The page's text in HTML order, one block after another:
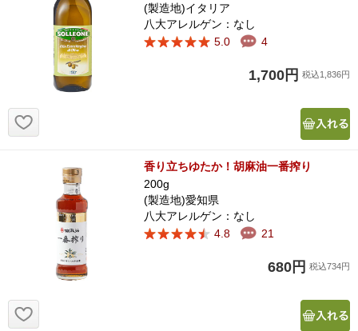
(製造地)イタリア
八大アレルゲン：なし
5.0
4
1,700円 税込1,836円
香り立ちゆたか！胡麻油一番搾り
200g
(製造地)愛知県
八大アレルゲン：なし
4.8
21
680円 税込734円